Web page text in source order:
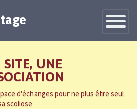
Toggle
SITE, UNE
d'échanges pour ne plus être seul
scoliose